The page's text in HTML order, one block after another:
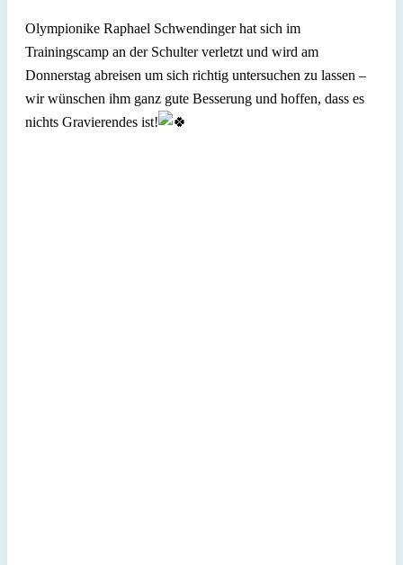
Olympionike Raphael Schwendinger hat sich im
Trainingscamp an der Schulter verletzt und wird am
Donnerstag abreisen um sich richtig untersuchen zu lassen –
wir wünschen ihm ganz gute Besserung und hoffen, dass es
nichts Gravierendes ist!